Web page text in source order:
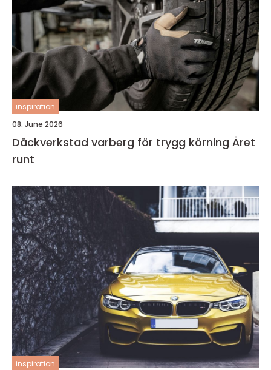
inspiration
08. June 2026
Däckverkstad varberg för trygg körning Året
runt
inspiration